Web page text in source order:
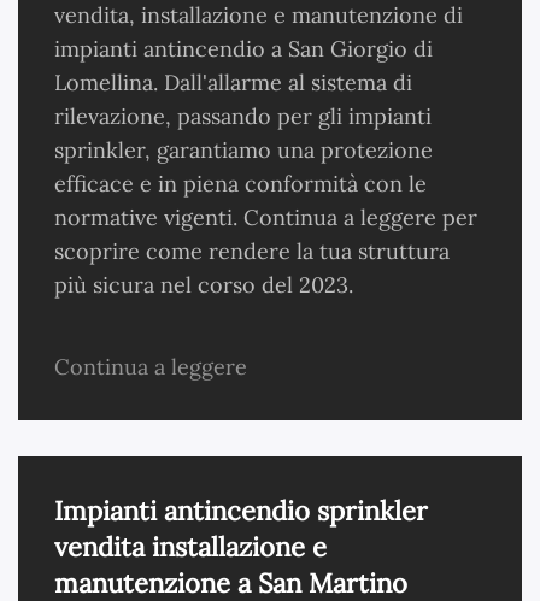
vendita, installazione e manutenzione di
impianti antincendio a San Giorgio di
Lomellina. Dall'allarme al sistema di
rilevazione, passando per gli impianti
sprinkler, garantiamo una protezione
efficace e in piena conformità con le
normative vigenti. Continua a leggere per
scoprire come rendere la tua struttura
più sicura nel corso del 2023.
Continua a leggere
Impianti antincendio sprinkler
vendita installazione e
manutenzione a San Martino